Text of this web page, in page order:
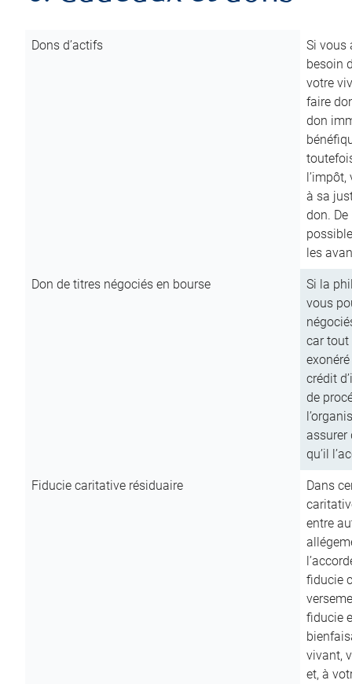
Dons d’actifs
Si vous
besoin
votre
faire
don
à sa
don.
les
Don de titres négociés en bourse
Si la
vous
car tout
crédit
de
assurer
qu’il
Fiducie caritative résiduaire
Dans
entre
fiducie
fiducie
vivant,
et, à